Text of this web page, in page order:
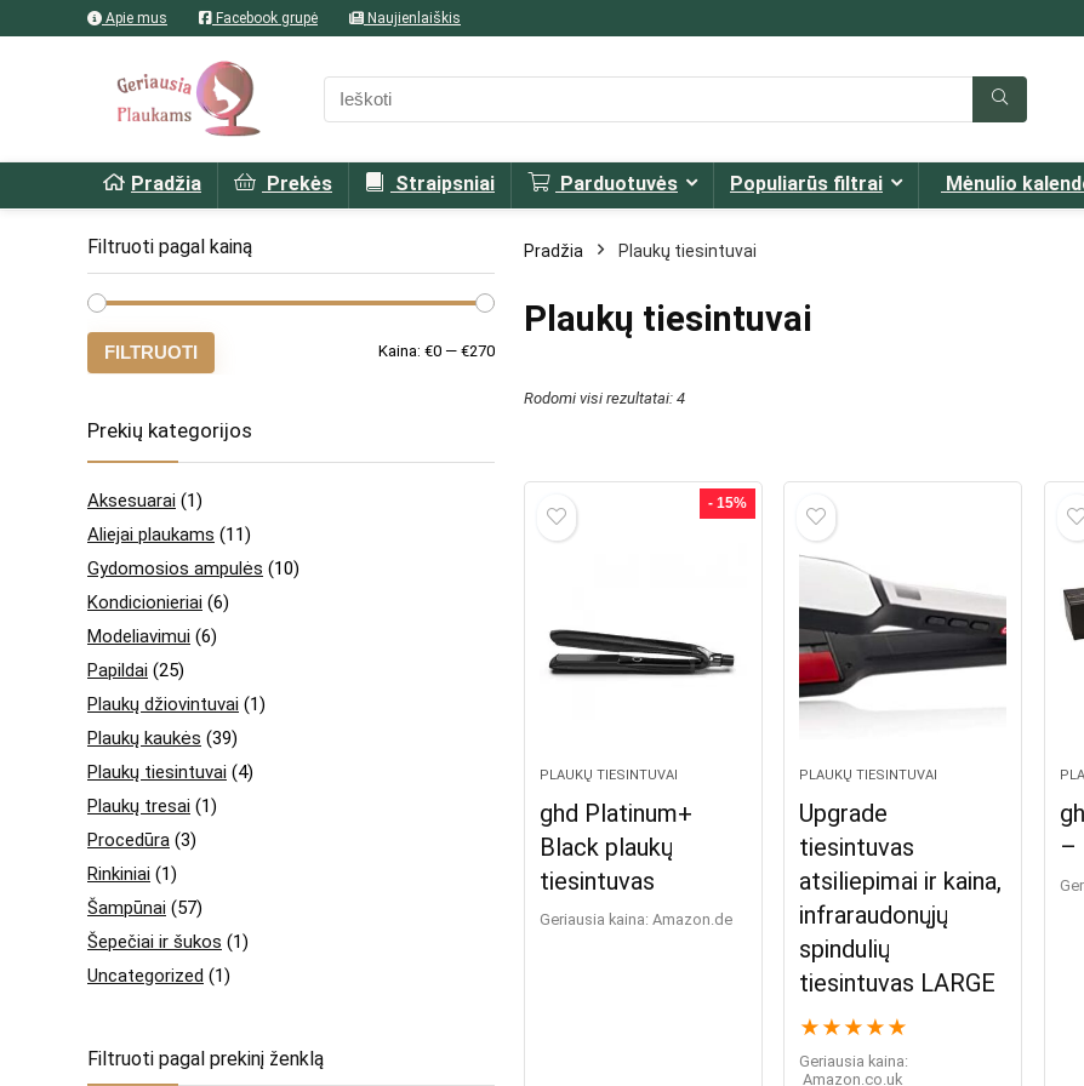
Apie mus Facebook grupė Naujienlaiškis
Pradžia Prekės Straipsniai Parduotuvės Populiarūs filtrai Mėnulio
Filtruoti pagal kainą
Min
Maks
FILTRUOTI Kaina: €0 — €270
Prekių kategorijos
Aksesuarai (1)
Aliejai plaukams (11)
Gydomosios ampulės (10)
Kondicionieriai (6)
Modeliavimui (6)
Papildai (25)
Plaukų džiovintuvai (1)
Plaukų kaukės (39)
Plaukų tiesintuvai (4)
Plaukų tresai (1)
Procedūra (3)
Rinkiniai (1)
Šampūnai (57)
Šepečiai ir šukos (1)
Uncategorized (1)
Filtruoti pagal prekinį ženklą
Pradžia Plaukų tiesintuvai
Plaukų tiesintuvai
Rodomi visi rezultatai: 4
- 15%
PLAUKŲ TIESINTUVAI
ghd Platinum+
Black plaukų
tiesintuvas
Geriausia kaina: Amazon.de
PLAUKŲ TIESINTUVAI
Upgrade
tiesintuvas
atsiliepimai ir kaina,
infraraudonųjų
spindulių
tiesintuvas LARGE
★ ★ ★ ★ ★
Geriausia kaina:
Amazon.co.uk
–